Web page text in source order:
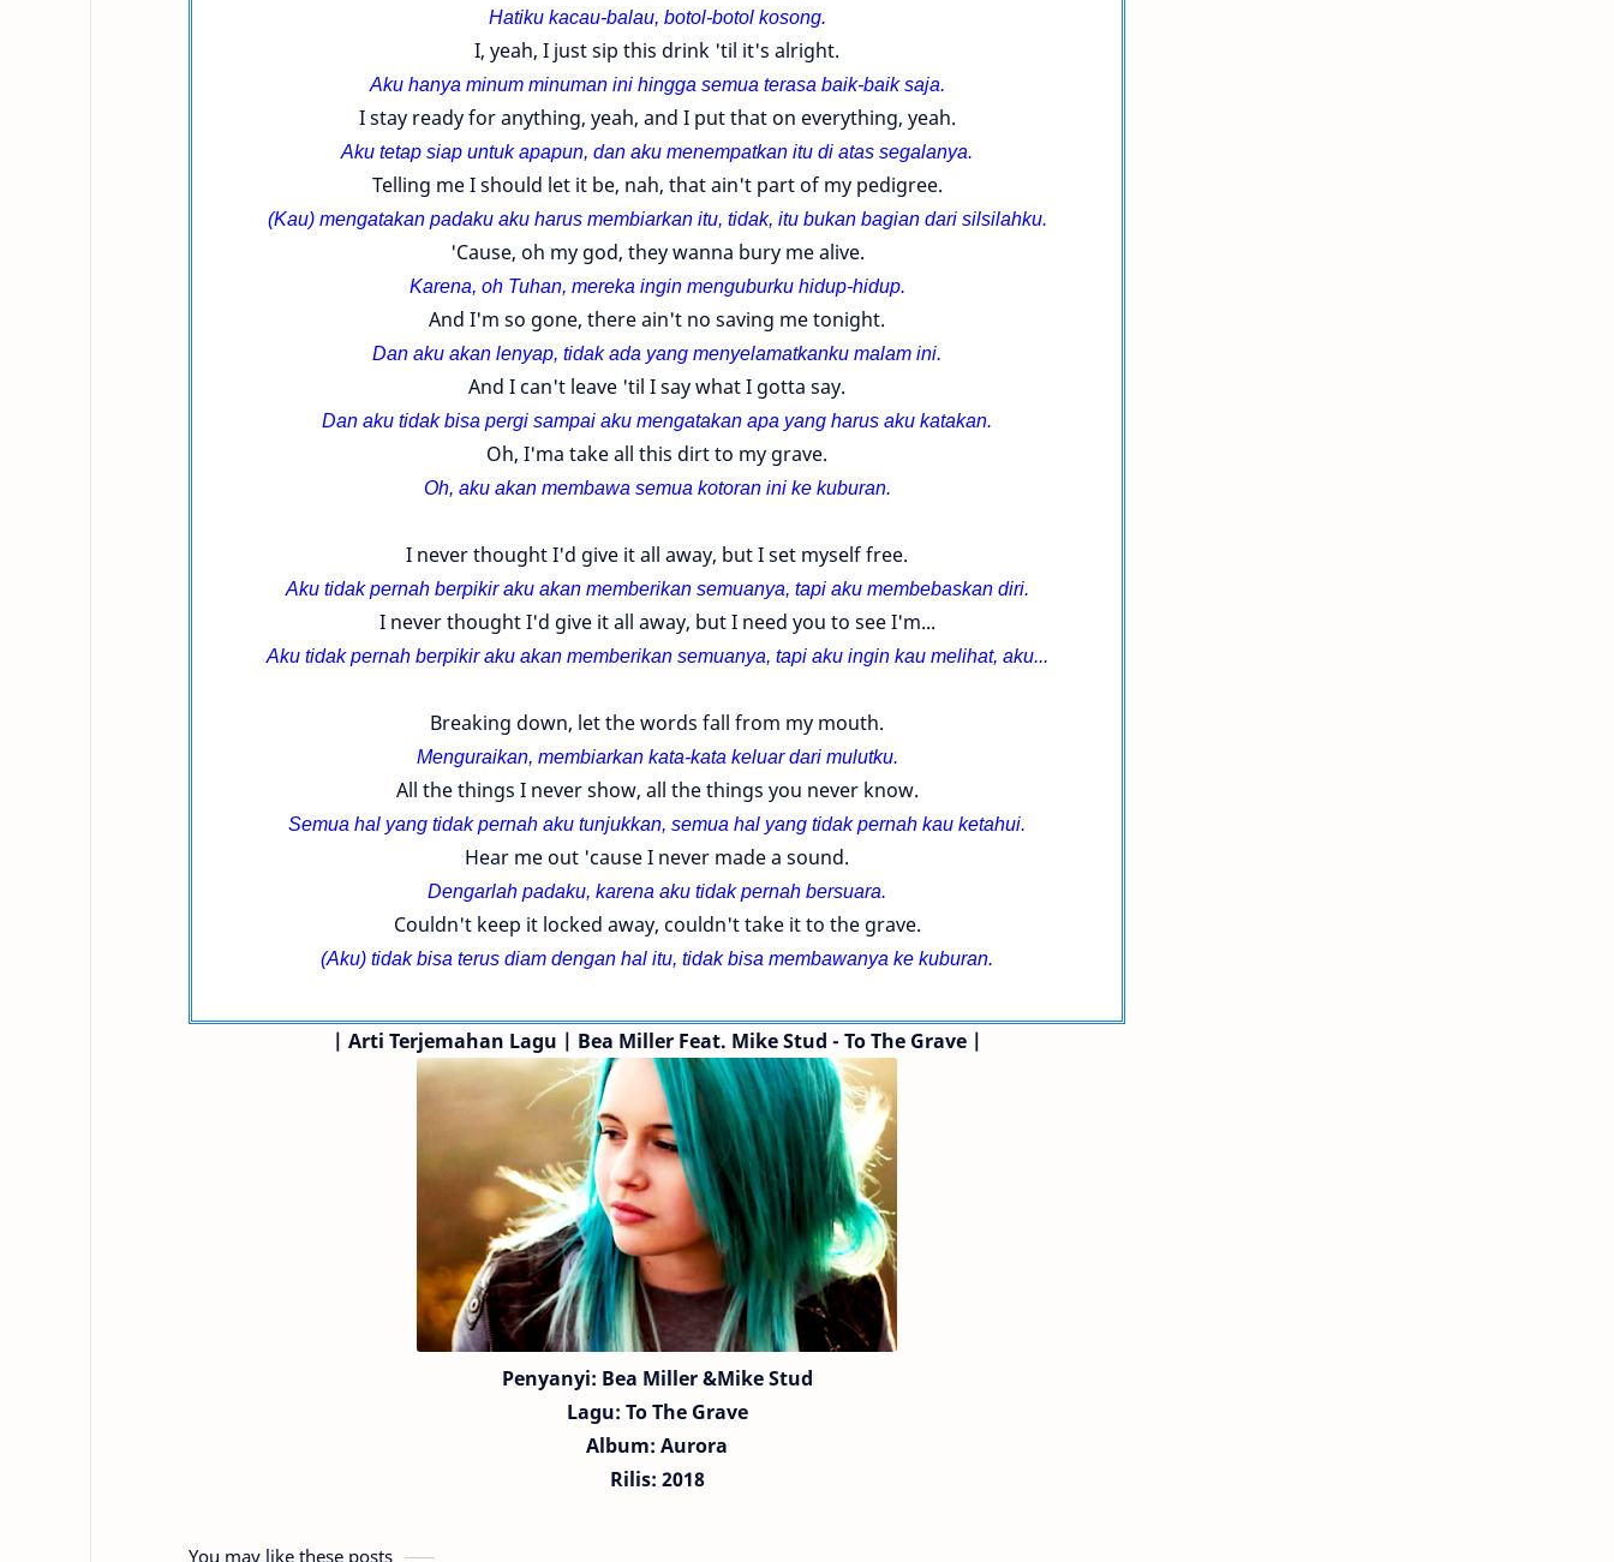
Hatiku kacau-balau, botol-botol kosong.
I, yeah, I just sip this drink 'til it's alright.
Aku hanya minum minuman ini hingga semua terasa baik-baik saja.
I stay ready for anything, yeah, and I put that on everything, yeah.
Aku tetap siap untuk apapun, dan aku menempatkan itu di atas segalanya.
Telling me I should let it be, nah, that ain't part of my pedigree.
(Kau) mengatakan padaku aku harus membiarkan itu, tidak, itu bukan bagian dari silsilahku.
'Cause, oh my god, they wanna bury me alive.
Karena, oh Tuhan, mereka ingin menguburku hidup-hidup.
And I'm so gone, there ain't no saving me tonight.
Dan aku akan lenyap, tidak ada yang menyelamatkanku malam ini.
And I can't leave 'til I say what I gotta say.
Dan aku tidak bisa pergi sampai aku mengatakan apa yang harus aku katakan.
Oh, I'ma take all this dirt to my grave.
Oh, aku akan membawa semua kotoran ini ke kuburan.
I never thought I'd give it all away, but I set myself free.
Aku tidak pernah berpikir aku akan memberikan semuanya, tapi aku membebaskan diri.
I never thought I'd give it all away, but I need you to see I'm...
Aku tidak pernah berpikir aku akan memberikan semuanya, tapi aku ingin kau melihat, aku...
Breaking down, let the words fall from my mouth.
Menguraikan, membiarkan kata-kata keluar dari mulutku.
All the things I never show, all the things you never know.
Semua hal yang tidak pernah aku tunjukkan, semua hal yang tidak pernah kau ketahui.
Hear me out 'cause I never made a sound.
Dengarlah padaku, karena aku tidak pernah bersuara.
Couldn't keep it locked away, couldn't take it to the grave.
(Aku) tidak bisa terus diam dengan hal itu, tidak bisa membawanya ke kuburan.
| Arti Terjemahan Lagu | Bea Miller Feat. Mike Stud - To The Grave |
Penyanyi: Bea Miller&Mike Stud
Lagu: To The Grave
Album: Aurora
Rilis: 2018
You may like these posts